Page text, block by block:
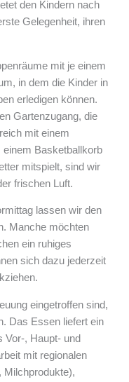
den Kindern nach
Gelegenheit, ihren
mit je einem
in dem die Kinder in
erledigen können.
Gartenzugang, die
mit einem
einem Basketballkorb
mitspielt, sind wir
frischen Luft.
lassen wir den
Manche möchten
ein ruhiges
sich dazu jederzeit
eingetroffen sind,
Das Essen liefert ein
Vor-, Haupt- und
mit regionalen
Milchprodukte),